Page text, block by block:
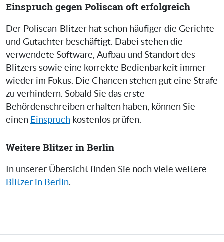
Einspruch gegen Poliscan oft erfolgreich
Der Poliscan-Blitzer hat schon häufiger die Gerichte
und Gutachter beschäftigt. Dabei stehen die
verwendete Software, Aufbau und Standort des
Blitzers sowie eine korrekte Bedienbarkeit immer
wieder im Fokus. Die Chancen stehen gut eine Strafe
zu verhindern. Sobald Sie das erste
Behördenschreiben erhalten haben, können Sie
einen Einspruch kostenlos prüfen.
Weitere Blitzer in Berlin
In unserer Übersicht finden Sie noch viele weitere
Blitzer in Berlin.